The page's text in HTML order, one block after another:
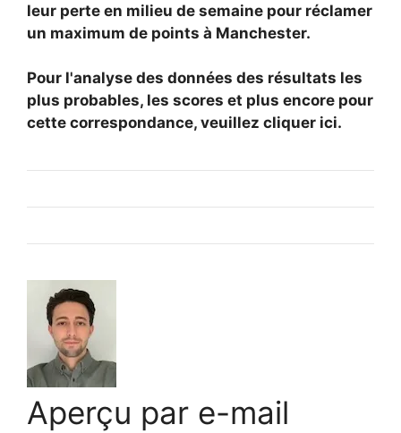
leur perte en milieu de semaine pour réclamer
un maximum de points à Manchester.
Pour l'analyse des données des résultats les
plus probables, les scores et plus encore pour
cette correspondance, veuillez cliquer ici.
Aperçu par e-mail